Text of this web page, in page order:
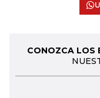
CONOZCA LOS